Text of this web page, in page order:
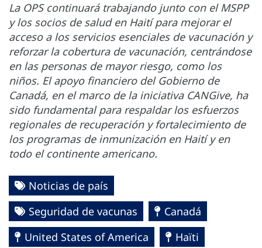
La OPS continuará trabajando junto con el MSPP
y los socios de salud en Haití para mejorar el
acceso a los servicios esenciales de vacunación y
reforzar la cobertura de vacunación, centrándose
en las personas de mayor riesgo, como los
niños. El apoyo financiero del Gobierno de
Canadá, en el marco de la iniciativa CANGive, ha
sido fundamental para respaldar los esfuerzos
regionales de recuperación y fortalecimiento de
los programas de inmunización en Haití y en
todo el continente americano.
Noticias de país
Seguridad de vacunas
Canadá
United States of America
Haïti